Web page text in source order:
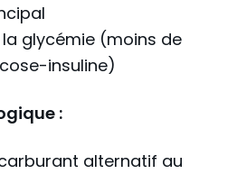
glycémie (moins de
insuline)
:
alternatif au